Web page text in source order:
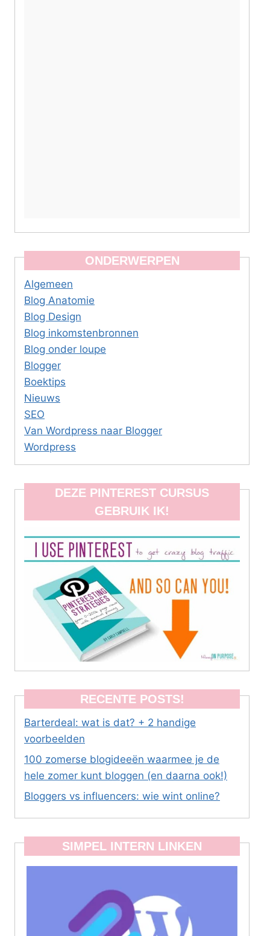
ONDERWERPEN
Algemeen
Blog Anatomie
Blog Design
Blog inkomstenbronnen
Blog onder loupe
Blogger
Boektips
Nieuws
SEO
Van Wordpress naar Blogger
Wordpress
DEZE PINTEREST CURSUS
GEBRUIK IK!
RECENTE POSTS!
Barterdeal: wat is dat? + 2 handige
voorbeelden
100 zomerse blogideeën waarmee je de
hele zomer kunt bloggen (en daarna ook!)
Bloggers vs influencers: wie wint online?
SIMPEL INTERN LINKEN